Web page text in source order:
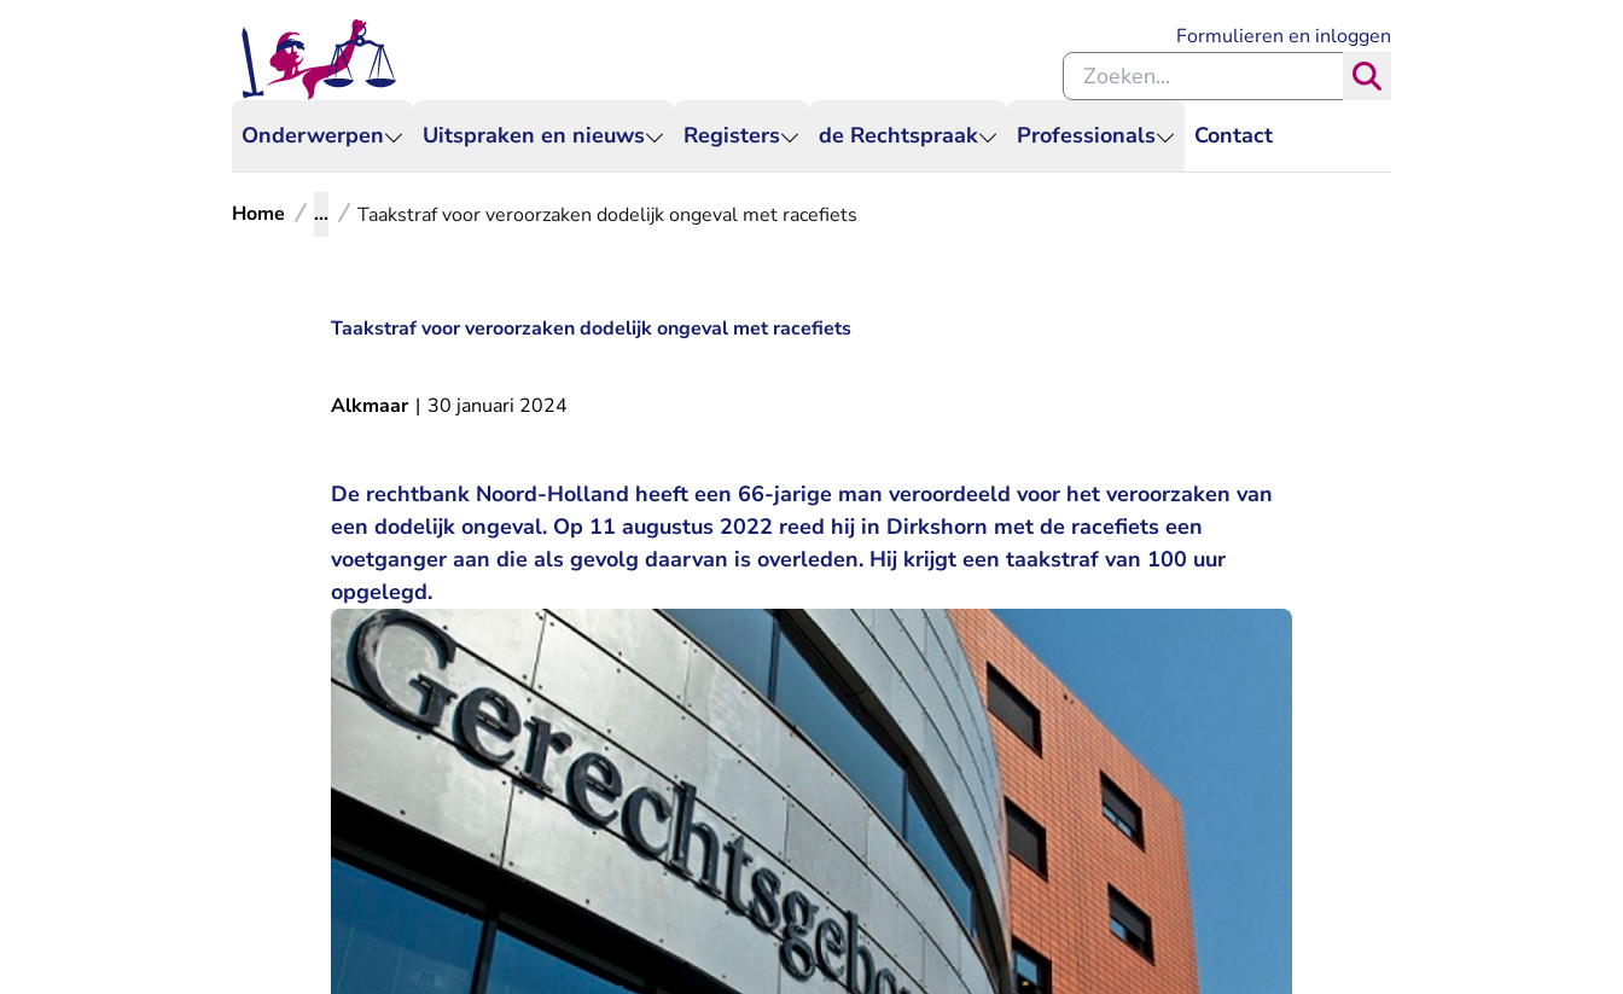
Onderwerpen Uitspraken en nieuws Registers de Rechtspraak Professionals Contact
Formulieren en inloggen
Zoeken binnen de Rechtspraak
Home ... Taakstraf voor veroorzaken dodelijk ongeval met racefiets
Taakstraf voor veroorzaken dodelijk ongeval met racefiets
Alkmaar | 30 januari 2024
De rechtbank Noord-Holland heeft een 66-jarige man veroordeeld voor het veroorzaken van
een dodelijk ongeval. Op 11 augustus 2022 reed hij in Dirkshorn met de racefiets een
voetganger aan die als gevolg daarvan is overleden. Hij krijgt een taakstraf van 100 uur
opgelegd.